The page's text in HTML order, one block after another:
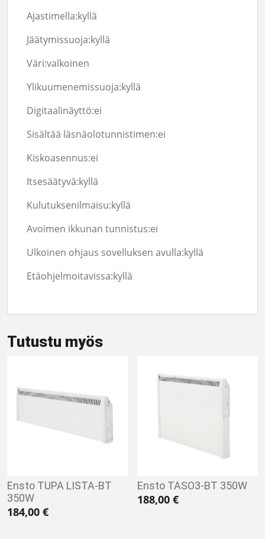
Ajastimella:kyllä
Jäätymissuoja:kyllä
Väri:valkoinen
Ylikuumenemissuoja:kyllä
Digitaalinäyttö:ei
Sisältää läsnäolotunnistimen:ei
Kiskoasennus:ei
Itsesäätyvä:kyllä
Kulutuksenilmaisu:kyllä
Avoimen ikkunan tunnistus:ei
Ulkoinen ohjaus sovelluksen avulla:kyllä
Etäohjelmoitavissa:kyllä
Tutustu myös
Ensto TUPA LISTA-BT
350W
184,00 €
Ensto TASO3-BT 350W
188,00€